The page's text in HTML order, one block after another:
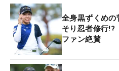
全身黒ずくめの
そり忍者修行!?
ファン絶賛